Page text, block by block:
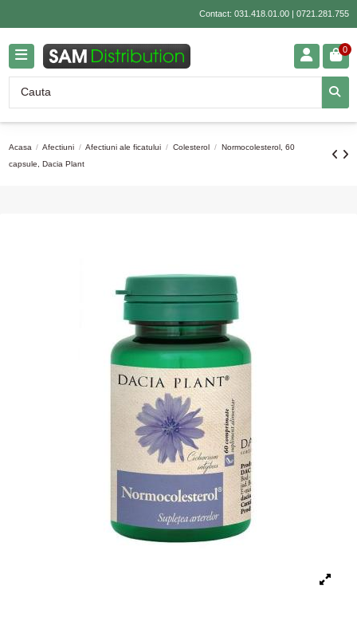
Contact: 031.418.01.00| 0721.281.755
0
Acasa Afectiuni Afectiuni ale ficatului Colesterol
Normocolesterol, 60
capsule, Dacia Plant